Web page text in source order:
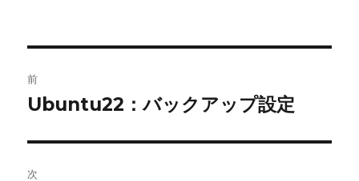
稿
ビ
前
前
投
稿:
Ubuntu22：バックアップ設定
次